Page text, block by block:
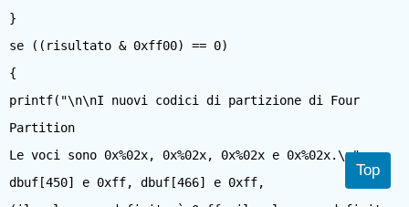
}
se ((risultato & 0xff00) == 0)
{
printf("\n\nI nuovi codici di partizione di Four
Partition
Le voci sono 0x%02x, 0x%02x, 0x%02x e 0x%02x.\n",
dbuf[450] e 0xff, dbuf[466] e 0xff,
Top